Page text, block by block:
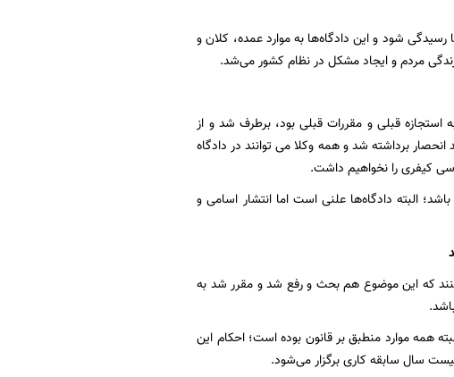
شود و این دادگاه‌ها به موارد عمده، کلان و
مردم و ایجاد مشکل در نظام کشور می‌شد.
استجازه قبلی و مقررات قبلی بود، برطرف شد و از
برداشته شد و همه وکلا می توانند در دادگاه
البته دادگاه‌ها علنی است اما انتشار اسامی و
که این موضوع هم بحث و رفع شد و مقرر شد به
همه موارد منطبق بر قانون بوده است؛ احکام این
سال سابقه کاری برگزار می‌شود.